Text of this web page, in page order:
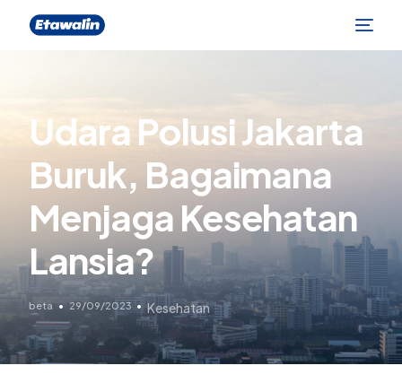
Udara Polusi Jakarta
Buruk, Bagaimana
Menjaga Kesehatan
Lansia?
beta 29/09/2023 Kesehatan